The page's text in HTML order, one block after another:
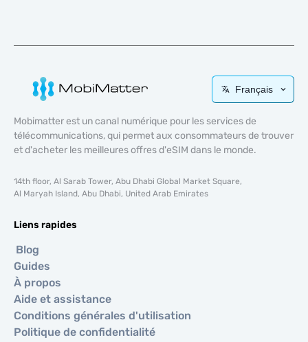
Français
Mobimatter est un canal numérique pour les services de
télécommunications, qui permet aux consommateurs de trouver
et d'acheter les meilleures offres d'eSIM dans le monde.
14th floor, Al Sarab Tower, Abu Dhabi Global Market Square,
Al Maryah Island, Abu Dhabi, United Arab Emirates
Liens rapides
Blog
Guides
À propos
Aide et assistance
Conditions générales d'utilisation
Politique de confidentialité